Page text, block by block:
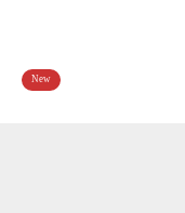
New